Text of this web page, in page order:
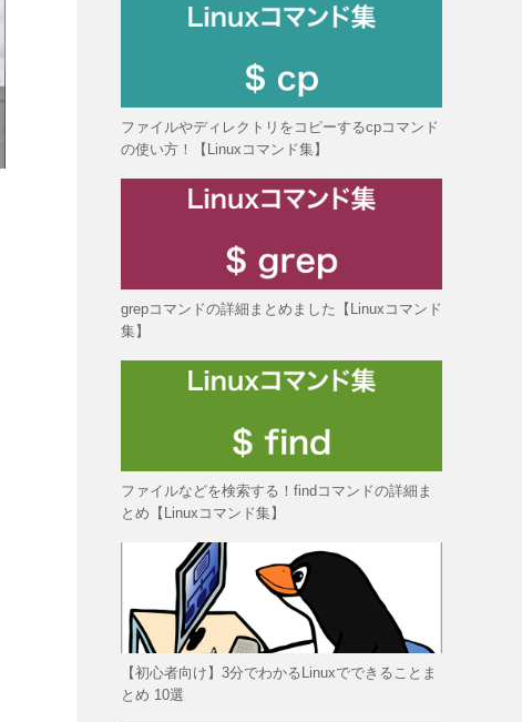
ファイルやディレクトリをコピーするcpコマンド
の使い方！【Linuxコマンド集】
grepコマンドの詳細まとめました【Linuxコマンド
集】
ファイルなどを検索する！findコマンドの詳細ま
とめ【Linuxコマンド集】
【初心者向け】3分でわかるLinuxでできることま
とめ 10選